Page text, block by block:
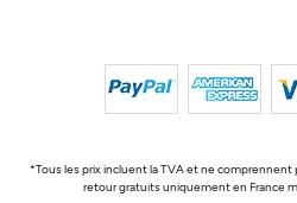
*Tous les prix incluent la TVA et ne
retour gratuits uniquement en France